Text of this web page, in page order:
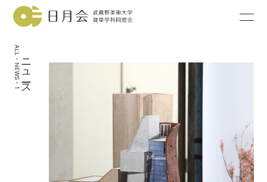
ニュース
ALL - NEWS - 1